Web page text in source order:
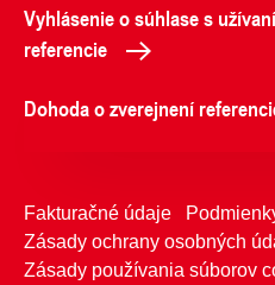
Vyhlásenie o súhlase s
referencie
Dohoda o zverejnení
Fakturačné údaje
Zásady ochrany osobných
Zásady používania súborov